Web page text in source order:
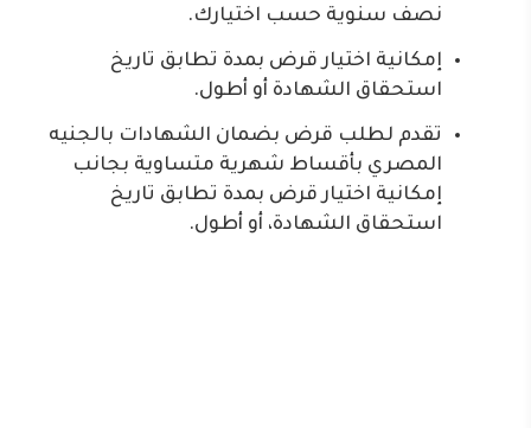
نصف سنوية حسب اختيارك.
إمكانية اختيار قرض بمدة تطابق تاريخ
استحقاق الشهادة أو أطول.
تقدم لطلب قرض بضمان الشهادات بالجنيه
المصري بأقساط شهرية متساوية بجانب
إمكانية اختيار قرض بمدة تطابق تاريخ
استحقاق الشهادة، أو أطول.